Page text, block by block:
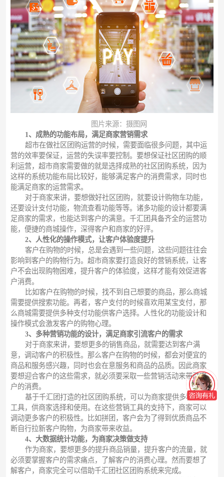
图片来源：摄图网
1、成熟的功能布局，满足商家营销需求
超市在做社区团购运营的时候，需要面临很多问题，其中运
营的效率要保证，运营的失误率要控制。要想保证社区团购的顺
利运营，超市商家需要做的就是选择成熟的社区团购系统，因为
这样的系统功能布局比较好，能够满足客户的消费需求，同时也
能满足商家的运营需求。
对于商家来讲，要想做好社区团购，就要设计购物车功能，
还要设计支付功能，物流查看功能等等。诸多功能的设计都要满
足商家的需求，也能达到客户的满意。千汇团具备齐全的运营功
能，便捷的商城操作，深得客户和商家的好评。
2、人性化的操作模式，让客户体验度提升
客户在购物的时候，总是会遇到一些问题，这些问题往往会
影响到客户的购物行为。超市商家要打造良好的营销系统，让客
户不会出现购物困难，提升客户的体验度，这样才能有效促进客
户消费。
比如客户在购物的时候，找不到自己想要的商品，那么商城
需要提供搜索功能。再者，客户支付的时候喜欢用某宝支付，那
么商城需要提供多种支付功能供客户选择。人性化的功能设计和
操作模式会激发客户的购物心理。
3、多种营销功能的设计，满足商家引流客户的需求
对于商家来讲，要想更多的销售商品，就需要达到客户满
意，调动客户的积极性。那么客户在购物的时候，都会对便宜的
商品和服务感兴趣，同时也会在意服务和商品的品质。因此商家
要想迎合客户的这些需求，就必须要采取一些营销活动来带动客
户的消费。
基于千汇团打造的社区团购系统，可以为商家提供多种营销
工具，供商家选择和使用。在这些营销工具的支持下，商家可以
调动更多客户的积极性。比如拼团，客户会为了得到优质商品不
断自行拉新客户购物，为商家带来收益。
4、大数据统计功能，为商家决策做支持
作为商家，要想更多的提升商品销量，提升客户的流量，就
必须要掌握客户的需求痛点，了解客户的消费心理。然而要想了
解客户，商家完全可以借助千汇团社区团购系统来完成。